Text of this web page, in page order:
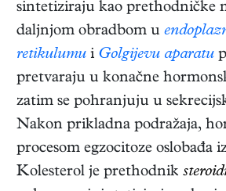
sintetiziraju kao prethodničke
daljnjom obradbom u
retikulumu i Golgijevu aparatu
pretvaraju u konačne
zatim se pohranjuju u
Nakon prikladna podražaja,
procesom egzocitoze oslobađa
Kolesterol je prethodnik